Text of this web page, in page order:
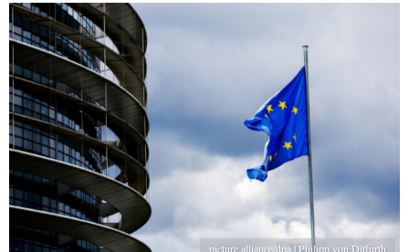
picture alliance/dpa | Philipp von Ditfurth